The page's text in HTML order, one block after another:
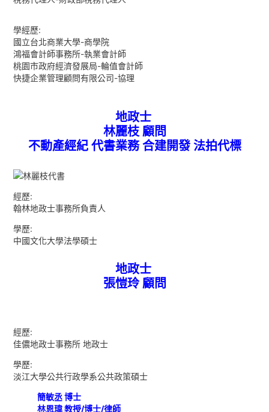
學經歷:
國立台北商業大學-商學院
鴻福會計師事務所-執業會計師
桃園市政府經濟發展局-輪值會計師
快捷企業管理顧問有限公司-協理
地政士
林麗枝 顧問
不動產經紀 代書業務 合建開發 法拍代標
經歷:
翰林地政士事務所負責人
學歷:
中國文化大學法學碩士
地政士
張愷玲 顧問
經歷:
佳儂地政士事務所 地政士
學歷:
淡江大學公共行政學系公共政策碩士
簡敏丞 博士
林恩瑋 教授/博士/律師